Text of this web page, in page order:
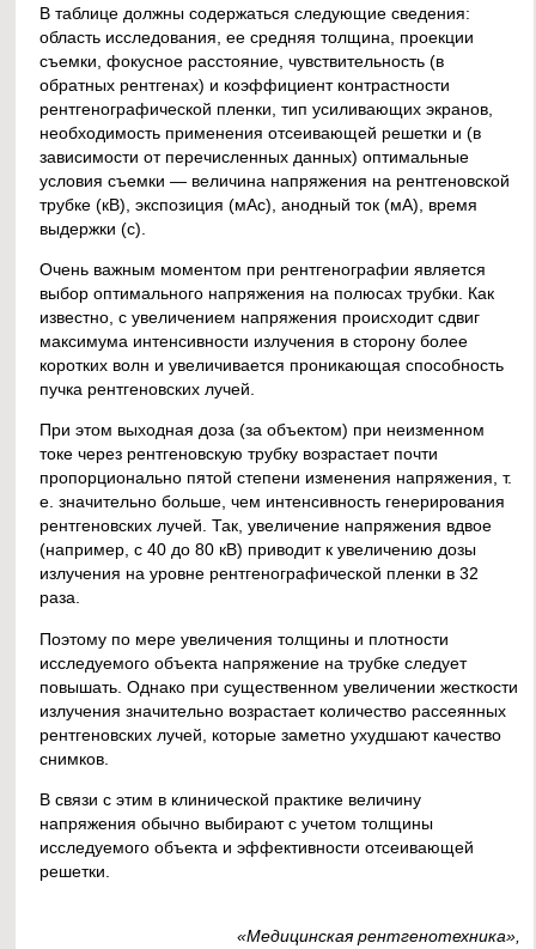
В таблице должны содержаться следующие сведения:
область исследования, ее средняя толщина, проекции
съемки, фокусное расстояние, чувствительность (в
обратных рентгенах) и коэффициент контрастности
рентгенографической пленки, тип усиливающих экранов,
необходимость применения отсеивающей решетки и (в
зависимости от перечисленных данных) оптимальные
условия съемки — величина напряжения на рентгеновской
трубке (кВ), экспозиция (мАс), анодный ток (мА), время
выдержки (с).
Очень важным моментом при рентгенографии является
выбор оптимального напряжения на полюсах трубки. Как
известно, с увеличением напряжения происходит сдвиг
максимума интенсивности излучения в сторону более
коротких волн и увеличивается проникающая способность
пучка рентгеновских лучей.
При этом выходная доза (за объектом) при неизменном
токе через рентгеновскую трубку возрастает почти
пропорционально пятой степени изменения напряжения, т.
е. значительно больше, чем интенсивность генерирования
рентгеновских лучей. Так, увеличение напряжения вдвое
(например, с 40 до 80 кВ) приводит к увеличению дозы
излучения на уровне рентгенографической пленки в 32
раза.
Поэтому по мере увеличения толщины и плотности
исследуемого объекта напряжение на трубке следует
повышать. Однако при существенном увеличении жесткости
излучения значительно возрастает количество рассеянных
рентгеновских лучей, которые заметно ухудшают качество
снимков.
В связи с этим в клинической практике величину
напряжения обычно выбирают с учетом толщины
исследуемого объекта и эффективности отсеивающей
решетки.
«Медицинская рентгенотехника»,